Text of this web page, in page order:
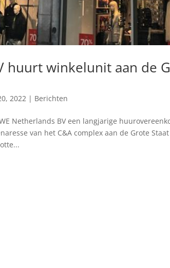
huurt winkelunit aan de
2022 | Berichten
Netherlands BV een langjarige
van het C&A complex aan de Grote